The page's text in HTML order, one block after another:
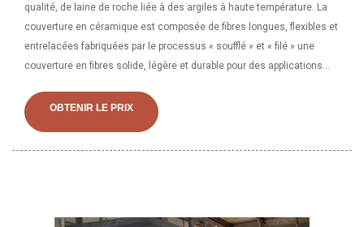
qualité, de laine de roche liée à des argiles à haute température. La
couverture en céramique est composée de fibres longues, flexibles et
entrelacées fabriquées par le processus « soufflé » et « filé » une
couverture en fibres solide, légère et durable pour des applications
OBTENIR LE PRIX